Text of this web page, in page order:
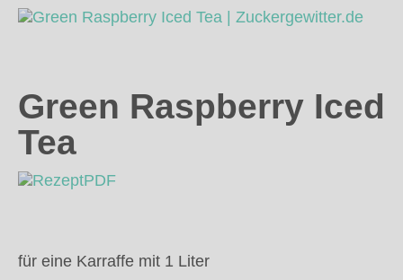
Green Raspberry Iced
Tea
für eine Karraffe mit 1 Liter